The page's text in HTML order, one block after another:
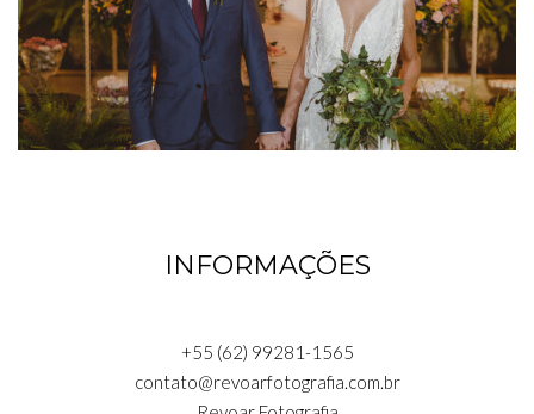
INFORMAÇÕES
+55 (62) 99281-1565
contato@revoarfotografia.com.br